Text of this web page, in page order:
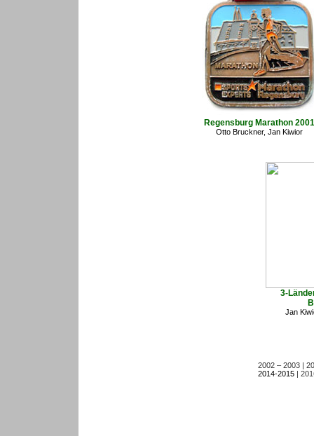
Regensburg Marathon 2001
Otto Bruckner, Jan Kiwior
3-
Jan
2002 – 2003|
2014-2015 |